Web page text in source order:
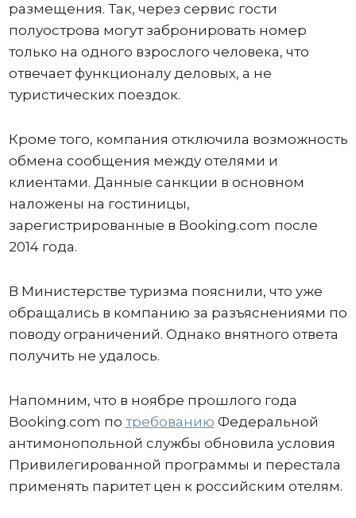
размещения. Так, через сервис гости
полуострова могут забронировать номер
только на одного взрослого человека, что
отвечает функционалу деловых, а не
туристических поездок.
Кроме того, компания отключила возможность
обмена сообщения между отелями и
клиентами. Данные санкции в основном
наложены на гостиницы,
зарегистрированные в Booking.com после
2014 года.
В Министерстве туризма пояснили, что уже
обращались в компанию за разъяснениями по
поводу ограничений. Однако внятного ответа
получить не удалось.
Напомним, что в ноябре прошлого года
Booking.com по требованию Федеральной
антимонопольной службы обновила условия
Привилегированной программы и перестала
применять паритет цен к российским отелям.